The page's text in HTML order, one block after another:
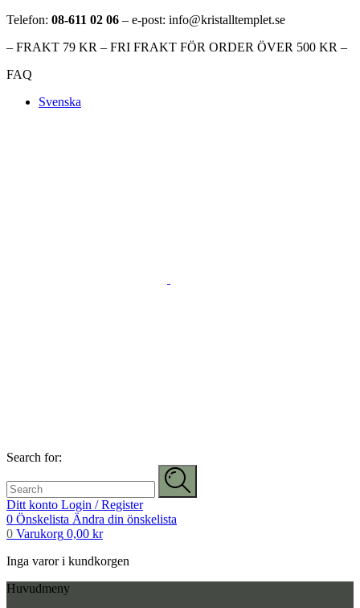
Telefon: 08-611 02 06 – e-post: info@kristalltemplet.se
– FRAKT 79 KR – FRI FRAKT FÖR ORDER ÖVER 500 KR –
FAQ
Svenska
Search for:
Ditt konto Login / Register
0 Önskelista Ändra din önskelista
0 Varukorg 0,00 kr
Inga varor i kundkorgen
Huvudmeny